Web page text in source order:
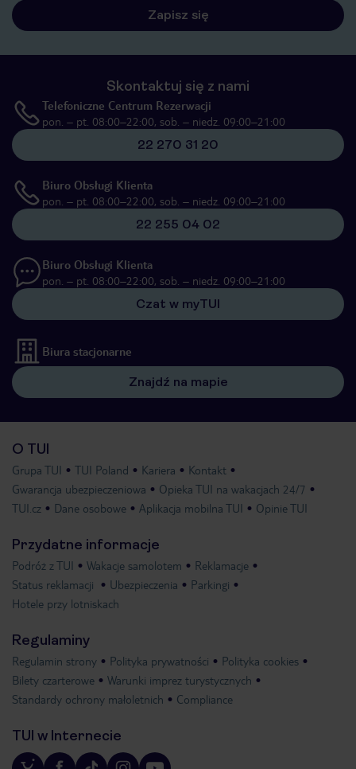
Zapisz się
Skontaktuj się z nami
Telefoniczne Centrum Rezerwacji
pon. – pt. 08:00–22:00, sob. – niedz. 09:00–21:00
22 270 31 20
Biuro Obsługi Klienta
pon. – pt. 08:00–22:00, sob. – niedz. 09:00–21:00
22 255 04 02
Biuro Obsługi Klienta
pon. – pt. 08:00–22:00, sob. – niedz. 09:00–21:00
Czat w myTUI
Biura stacjonarne
Znajdź na mapie
O TUI
Grupa TUI TUI Poland Kariera
Kontakt
Gwarancja ubezpieczeniowa
Opieka TUI na wakacjach 24/7
TUI.cz
Dane osobowe Aplikacja mobilna TUI Opinie TUI
Przydatne informacje
Podróż z TUI Wakacje samolotem
Reklamacje
Status reklamacji
Ubezpieczenia
Parkingi
Hotele przy lotniskach
Regulaminy
Regulamin strony Polityka prywatności
Polityka cookies
Bilety czarterowe
Warunki imprez turystycznych
Standardy ochrony małoletnich
Compliance
TUI w Internecie